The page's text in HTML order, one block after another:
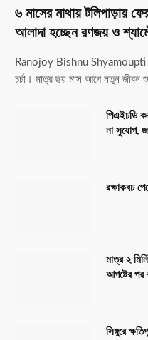
৬ মাসের মাথায় টলিপাড়ায়
আলাদা হচ্ছেন রণজয় ও
Ranojoy Bishnu Shyamoupti
চর্চা। মাত্র ছয় মাস আগে নতুন জীবন
পিএইচডি
না সুযোগ,
রক্ষাকবচ
মাত্র ২
আগষ্টের পর
সিঙ্গুরে